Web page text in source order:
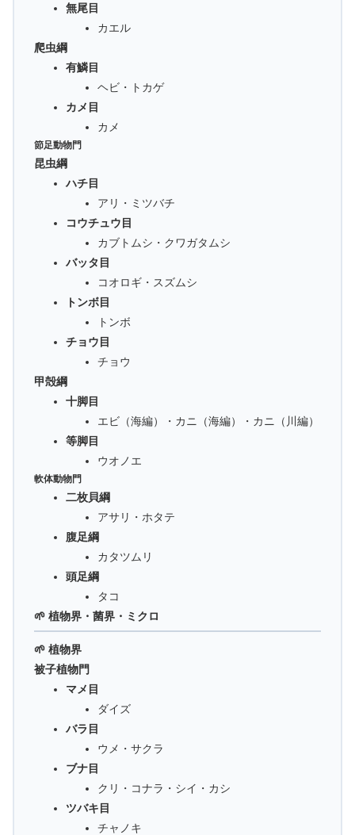
無尾目
カエル
爬虫綱
有鱗目
ヘビ・トカゲ
カメ目
カメ
節足動物門
昆虫綱
ハチ目
アリ・ミツバチ
コウチュウ目
カブトムシ・クワガタムシ
バッタ目
コオロギ・スズムシ
トンボ目
トンボ
チョウ目
チョウ
甲殻綱
十脚目
エビ（海編）・カニ（海編）・カニ（川編）
等脚目
ウオノエ
軟体動物門
二枚貝綱
アサリ・ホタテ
腹足綱
カタツムリ
頭足綱
タコ
🌱 植物界・菌界・ミクロ
🌱 植物界
被子植物門
マメ目
ダイズ
バラ目
ウメ・サクラ
ブナ目
クリ・コナラ・シイ・カシ
ツバキ目
チャノキ